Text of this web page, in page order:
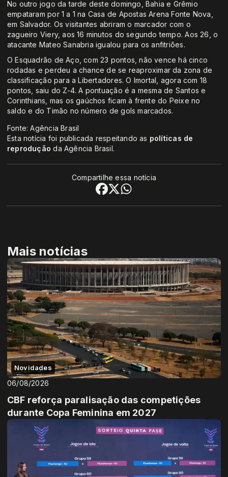
No outro jogo da tarde deste domingo, Bahia e Grêmio
empataram por 1 a 1 na Casa de Apostas Arena Fonte Nova,
em Salvador. Os visitantes abriram o marcador com o
zagueiro Viery, aos 16 minutos do segundo tempo. Aos 26, o
atacante Mateo Sanabria igualou para os anfitriões.
O Esquadrão de Aço, com 23 pontos, não vence há cinco
rodadas e perdeu a chance de se reaproximar da zona de
classificação para a Libertadores. O Imortal, agora com 18
pontos, saiu do Z-4. A pontuação é a mesma de Santos e
Corinthians, mas os gaúchos ficam à frente do Peixe no
saldo e do Timão no número de gols marcados.
Fonte: Agência Brasil
Esta notícia foi publicada respeitando as políticas de
reprodução da Agência Brasil.
Compartilhe essa notícia
Mais notícias
Novidades
06/08/2026
CBF reforça paralisação das competições
durante Copa Feminina em 2027